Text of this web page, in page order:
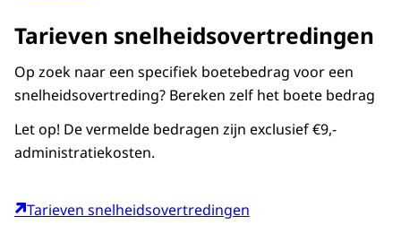
Tarieven snelheidsovertredingen
Op zoek naar een specifiek boetebedrag voor een
snelheidsovertreding? Bereken zelf het boete bedrag
Let op! De vermelde bedragen zijn exclusief €9,-
administratiekosten.
Tarieven snelheidsovertredingen